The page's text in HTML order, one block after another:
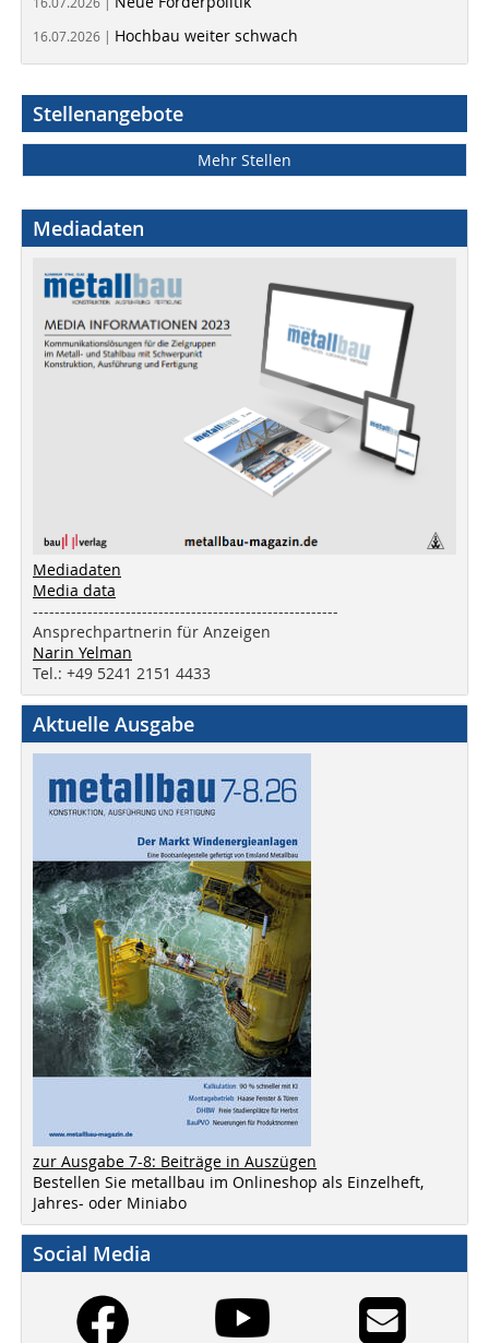
16.07.2026 | Hochbau weiter schwach
Stellenangebote
Mehr Stellen
Mediadaten
Mediadaten
Media data
--------------------------------------------------------
Ansprechpartnerin für Anzeigen
Narin Yelman
Tel.: +49 5241 2151 4433
Aktuelle Ausgabe
zur Ausgabe 7-8: Beiträge in Auszügen
Bestellen Sie metallbau im Onlineshop als Einzelheft,
Jahres- oder Miniabo
Social Media